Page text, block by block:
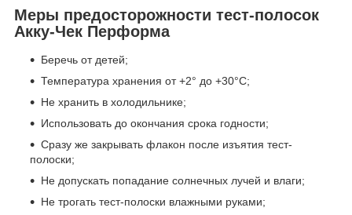
Меры предосторожности тест-полосок
Акку-Чек Перформа
Беречь от детей;
Температура хранения от +2° до +30°С;
Не хранить в холодильнике;
Использовать до окончания срока годности;
Сразу же закрывать флакон после изъятия тест-
полоски;
Не допускать попадание солнечных лучей и влаги;
Не трогать тест-полоски влажными руками;